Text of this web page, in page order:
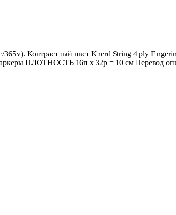
Контрастный цвет Knerd String 4 ply
ПЛОТНОСТЬ 16п x 32р = 10 см Перевод